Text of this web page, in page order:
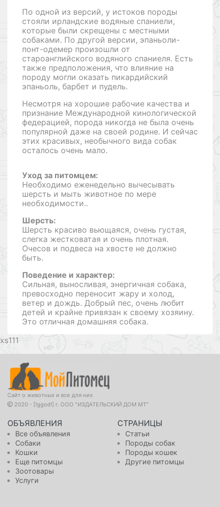
По одной из версий, у истоков породы
стояли ирландские водяные спаниели,
которые были скрещены с местными
собаками. По другой версии, эпаньоли-
понт-одемер произошли от
староанглийского водяного спаниеля. Есть
также предположения, что влияние на
породу могли оказать пикардийский
эпаньоль, барбет и пудель.
Несмотря на хорошие рабочие качества и
признание Международной кинологической
федерацией, порода никогда не была очень
популярной даже на своей родине. И сейчас
этих красивых, необычного вида собак
осталось очень мало.
Уход за питомцем:
Необходимо еженедельно вычесывать
шерсть и мыть животное по мере
необходимости..
Шерсть:
Шерсть красиво вьющаяся, очень густая,
слегка жестковатая и очень плотная.
Очесов и подвеса на хвосте не должно
быть.
Поведение и характер:
Сильная, выносливая, энергичная собака,
превосходно переносит жару и холод,
ветер и дождь. Добрый пес, очень любит
детей и крайне привязан к своему хозяину.
Это отличная домашняя собака.
111
Сайт о животных и все для них
2020 - [!ggod!] г. ООО "ИЗДАТЕЛЬСКИЙ ДОМ МТ"
ОБЪЯВЛЕНИЯ
Все объявления
Собаки
Кошки
Еще питомцы
Зоотовары
Услуги
СТРАНИЦЫ
Статьи
Породы собак
Породы кошек
Другие питомцы